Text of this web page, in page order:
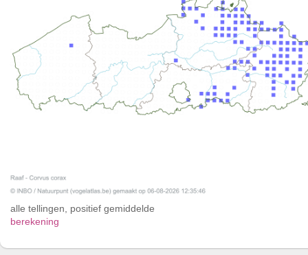
alle tellingen, positief gemiddelde
berekening